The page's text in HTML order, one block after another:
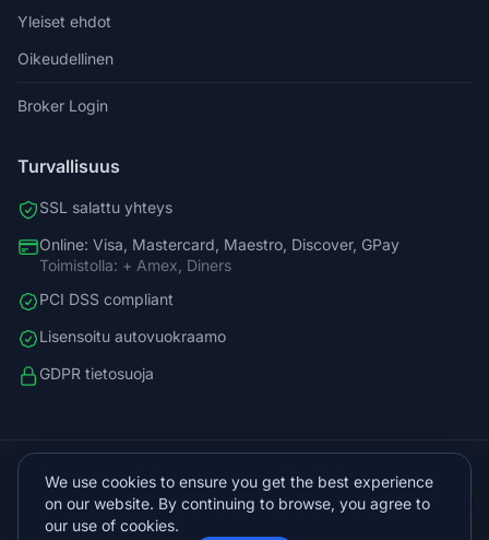
Yleiset ehdot
Oikeudellinen
Broker Login
Turvallisuus
SSL salattu yhteys
Online: Visa, Mastercard, Maestro, Discover, GPay
Toimistolla: + Amex, Diners
PCI DSS compliant
Lisensoitu autovuokraamo
GDPR tietosuoja
info@vista.hr
Planinarski put 9, Veliko Brdo, Makarska
We use cookies to ensure you get the best experience
on our website. By continuing to browse, you agree to
our use of cookies.